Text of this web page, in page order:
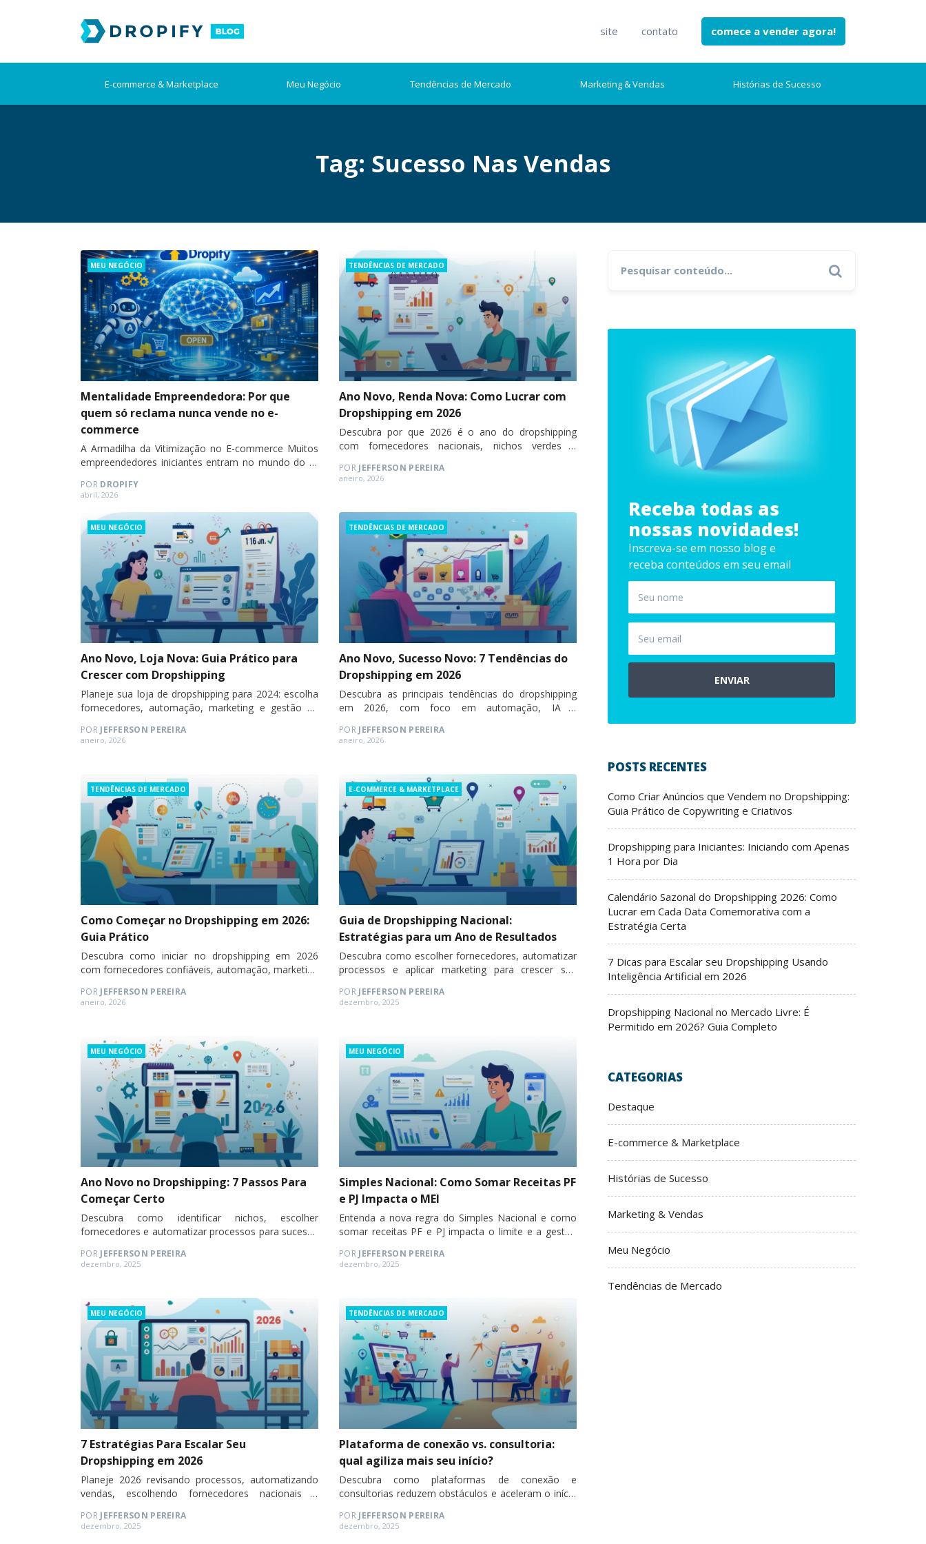
site contato comece a vender agora!
E-commerce & Marketplace Meu Negócio Tendências de Mercado Marketing & Vendas Histórias de Sucesso
Tag: Sucesso Nas Vendas
Categories
MEU NEGÓCIO
Mentalidade Empreendedora: Por que
quem só reclama nunca vende no e-
commerce
A Armadilha da Vitimização no E-commerce Muitos
empreendedores iniciantes entram no mundo do e-
rapidamente e sem esforço. No entanto, quando os
POR DROPIFY
Posted
abril, 2026
Categories
TENDÊNCIAS DE MERCADO
Ano Novo, Renda Nova: Como Lucrar com
Dropshipping em 2026
Descubra por que 2026 é o ano do dropshipping
com fornecedores nacionais, nichos verdes e
POR JEFFERSON PEREIRA
Posted
aneiro, 2026
Categories
MEU NEGÓCIO
Ano Novo, Loja Nova: Guia Prático para
Crescer com Dropshipping
Planeje sua loja de dropshipping para 2024: escolha
fornecedores, automação, marketing e gestão de
POR JEFFERSON PEREIRA
Posted
aneiro, 2026
Categories
TENDÊNCIAS DE MERCADO
Ano Novo, Sucesso Novo: 7 Tendências do
Dropshipping em 2026
Descubra as principais tendências do dropshipping
em 2026, com foco em automação, IA e
POR JEFFERSON PEREIRA
Posted
aneiro, 2026
Categories
TENDÊNCIAS DE MERCADO
Como Começar no Dropshipping em 2026:
Guia Prático
Descubra como iniciar no dropshipping em 2026
com fornecedores confiáveis, automação, marketing
POR JEFFERSON PEREIRA
Posted
aneiro, 2026
Categories
E-COMMERCE & MARKETPLACE
Guia de Dropshipping Nacional:
Estratégias para um Ano de Resultados
Descubra como escolher fornecedores, automatizar
processos e aplicar marketing para crescer seu
POR JEFFERSON PEREIRA
Posted
dezembro, 2025
Categories
MEU NEGÓCIO
Ano Novo no Dropshipping: 7 Passos Para
Começar Certo
Descubra como identificar nichos, escolher
fornecedores e automatizar processos para sucesso
POR JEFFERSON PEREIRA
Posted
dezembro, 2025
Categories
MEU NEGÓCIO
Simples Nacional: Como Somar Receitas PF
e PJ Impacta o MEI
Entenda a nova regra do Simples Nacional e como
somar receitas PF e PJ impacta o limite e a gestão
POR JEFFERSON PEREIRA
Posted
dezembro, 2025
Categories
MEU NEGÓCIO
7 Estratégias Para Escalar Seu
Dropshipping em 2026
Planeje 2026 revisando processos, automatizando
vendas, escolhendo fornecedores nacionais e
POR JEFFERSON PEREIRA
Posted
dezembro, 2025
Categories
TENDÊNCIAS DE MERCADO
Plataforma de conexão vs. consultoria:
qual agiliza mais seu início?
Descubra como plataformas de conexão e
consultorias reduzem obstáculos e aceleram o início
POR JEFFERSON PEREIRA
Posted
dezembro, 2025
for:
Search
Receba todas as
nossas novidades!
Inscreva-se em nosso blog e
receba conteúdos em seu email
ENVIAR
POSTS RECENTES
Como Criar Anúncios que Vendem no Dropshipping:
Guia Prático de Copywriting e Criativos
Dropshipping para Iniciantes: Iniciando com Apenas
1 Hora por Dia
Calendário Sazonal do Dropshipping 2026: Como
Lucrar em Cada Data Comemorativa com a
Estratégia Certa
7 Dicas para Escalar seu Dropshipping Usando
Inteligência Artificial em 2026
Dropshipping Nacional no Mercado Livre: É
Permitido em 2026? Guia Completo
CATEGORIAS
Destaque
E-commerce & Marketplace
Histórias de Sucesso
Marketing & Vendas
Meu Negócio
Tendências de Mercado